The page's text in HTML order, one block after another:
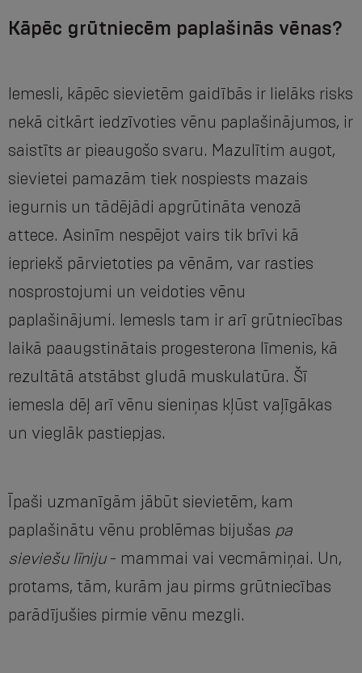
Kāpēc grūtniecēm paplašinās vēnas?
Iemesli, kāpēc sievietēm gaidībās ir lielāks risks
nekā citkārt iedzīvoties vēnu paplašinājumos, ir
saistīts ar pieaugošo svaru. Mazulītim augot,
sievietei pamazām tiek nospiests mazais
iegurnis un tādējādi apgrūtināta venozā
attece. Asinīm nespējot vairs tik brīvi kā
iepriekš pārvietoties pa vēnām, var rasties
nosprostojumi un veidoties vēnu
paplašinājumi. Iemesls tam ir arī grūtniecības
laikā paaugstinātais progesterona līmenis, kā
rezultātā atstābst gludā muskulatūra. Šī
iemesla dēļ arī vēnu sieniņas kļūst vaļīgākas
un vieglāk pastiepjas.
Īpaši uzmanīgām jābūt sievietēm, kam
paplašinātu vēnu problēmas bijušas pa
sieviešu līniju - mammai vai vecmāmiņai. Un,
protams, tām, kurām jau pirms grūtniecības
parādījušies pirmie vēnu mezgli.